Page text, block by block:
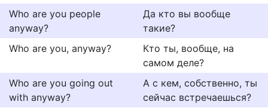
Who are you people
anyway?
Да кто вы вообще
такие?
Who are you, anyway?
Кто ты, вообще, на
самом деле?
Who are you going out
with anyway?
А с кем, собственно, ты
сейчас встречаешься?